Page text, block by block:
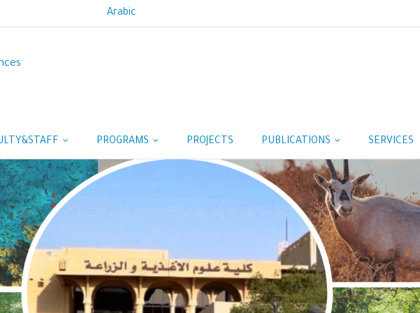
Arabic
PROGRAMS PROJECTS PUBLICATIONS SERVICES